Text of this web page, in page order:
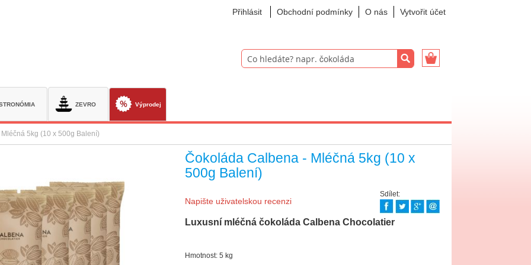
Přihlásit Obchodní podmínky O nás Vytvořit účet
Můj košík
Hledat
Hledat
ZEVRO Výprodej
5kg (10 x 500g Balení)
Čokoláda Calbena - Mléčná 5kg (10 x
500g Balení)
Napište uživatelskou recenzi
Sdílet:
Luxusní mléčná čokoláda Calbena Chocolatier
Hmotnost: 5 kg